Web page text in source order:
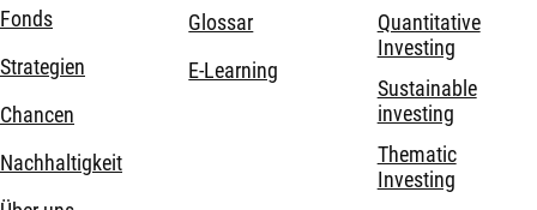
Fonds
Strategien
Chancen
Nachhaltigkeit
Glossar
E-Learning
Quantitative
Investing
Sustainable
investing
Thematic
Investing